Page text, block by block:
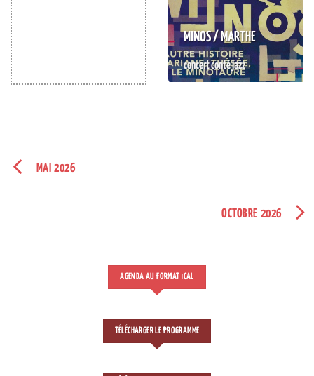
MINOS / MARTHE
concert conté jazz
MAI 2026
OCTOBRE 2026
AGENDA AU FORMAT CAL
TÉLÉCHARGER LE PROGRAMME